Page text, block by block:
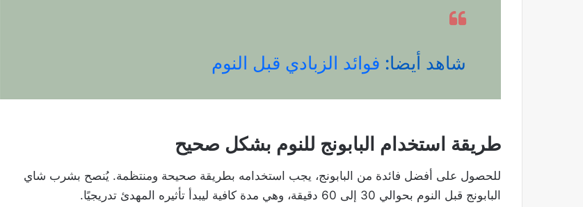
شاهد أيضا: فوائد الزبادي قبل النوم
طريقة استخدام البابونج للنوم بشكل صحيح
للحصول على أفضل فائدة من البابونج، يجب استخدامه بطريقة صحيحة ومنتظمة. يُنصح بشرب شاي
البابونج قبل النوم بحوالي 30 إلى 60 دقيقة، وهي مدة كافية ليبدأ تأثيره المهدئ تدريجيًا.